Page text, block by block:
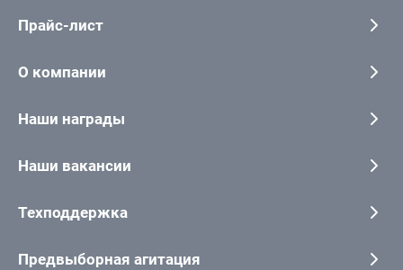
Прайс-лист
О компании
Наши награды
Наши вакансии
Техподдержка
Предвыборная агитация